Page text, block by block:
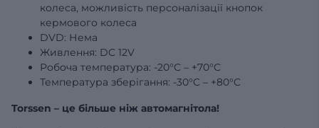
колеса, можливість персоналізації кнопок
кермового колеса
DVD: Нема
Живлення: DC 12V
Робоча температура: -20°C – +70°C
Температура зберігання: -30°C – +80°C
Torssen – це більше ніж автомагнітола!